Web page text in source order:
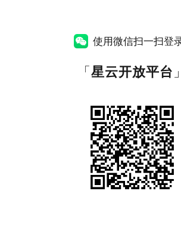
使用微信扫一扫登
「星云开放平台 」